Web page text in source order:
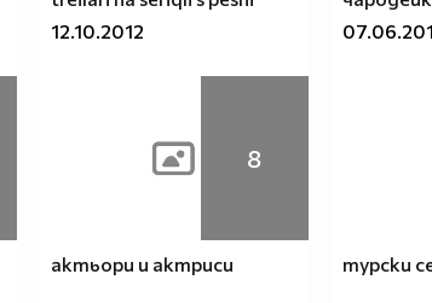
12.10.2012
8
актьори и актриси турски